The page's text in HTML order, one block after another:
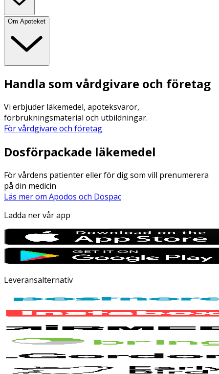
Om Apoteket
Handla som vårdgivare och företag
Vi erbjuder läkemedel, apoteksvaror,
förbrukningsmaterial och utbildningar.
För vårdgivare och företag
Dosförpackade läkemedel
För vårdens patienter eller för dig som vill prenumerera
på din medicin
Läs mer om Apodos och Dospac
Ladda ner vår app
Leveransalternativ